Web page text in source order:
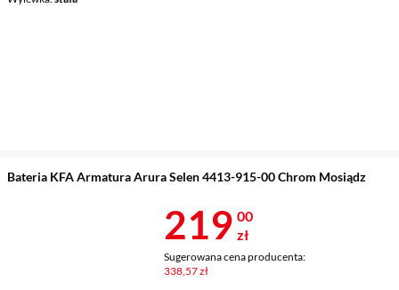
Bateria KFA Armatura Arura Selen 4413-915-00 Chrom Mosiądz
Cena 219 zł
219 00
zł
Sugerowana cena producenta:
338,57 zł